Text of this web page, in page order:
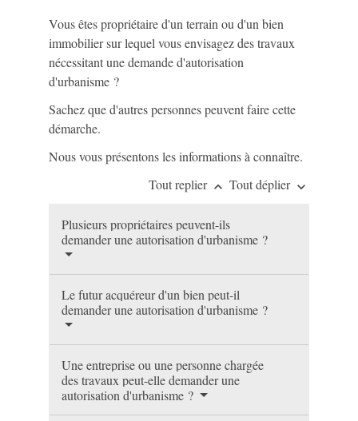
Vous êtes propriétaire d'un terrain ou d'un bien
immobilier sur lequel vous envisagez des travaux
nécessitant une demande d'autorisation
d'urbanisme ?
Sachez que d'autres personnes peuvent faire cette
démarche.
Nous vous présentons les informations à connaître.
Tout replier keyboard_arrow_up Tout déplier keyboard_arrow_down
Plusieurs propriétaires peuvent-ils
demander une autorisation d'urbanisme ?
Le futur acquéreur d'un bien peut-il
demander une autorisation d'urbanisme ?
Une entreprise ou une personne chargée
des travaux peut-elle demander une
autorisation d'urbanisme ?